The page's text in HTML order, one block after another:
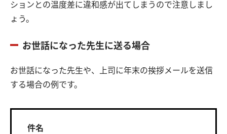
ションとの温度差に違和感が出てしまうので注意しまし
ょう。
お世話になった先生に送る場合
お世話になった先生や、上司に年末の挨拶メールを送信
する場合の例です。
件名